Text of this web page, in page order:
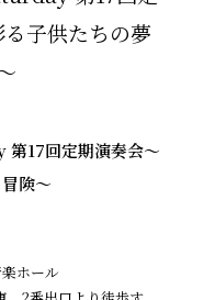
17回定期演奏会～
険～
ホール